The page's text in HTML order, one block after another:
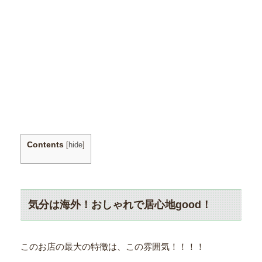
Contents [hide]
気分は海外！おしゃれで居心地good！
このお店の最大の特徴は、この雰囲気！！！！